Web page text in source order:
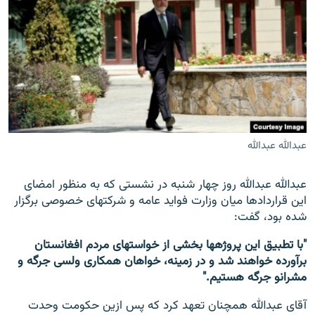
عبدالله عبدالله
عبدالله عبدالله روز چهار شنبه در نشستی که به منظور امضای
این قراردادها میان وزارت فواید عامه و شرکت‎های خصوصی برگزار
شده بود، گفت:
"با تطبیق این پروژه‎ها بخشی از خواست‎های مردم افغانستان
برآورده خواهند شد و در زمینه، خواهان همکاری ولسی جرگه و
مشرانو جرگه هستیم."
آقای عبدالله همچنان تعهد کرد که پس ازین حکومت وحدت